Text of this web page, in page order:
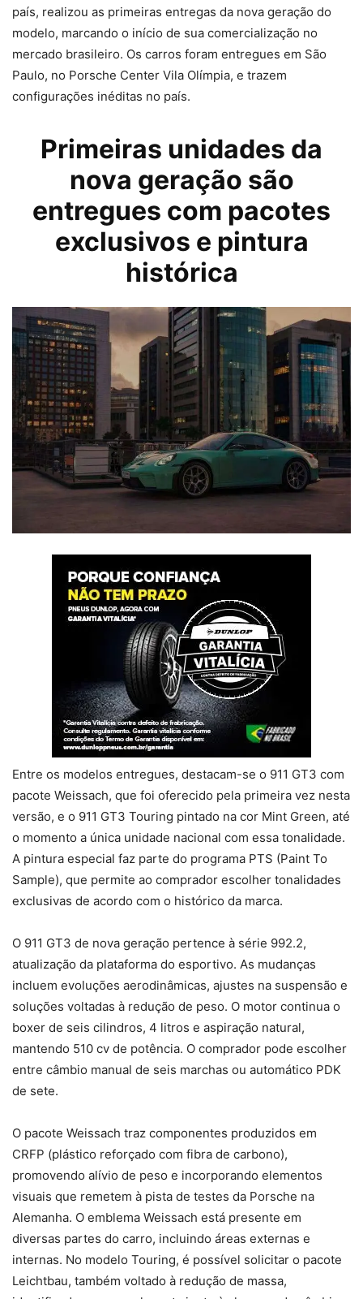
país, realizou as primeiras entregas da nova geração do
modelo, marcando o início de sua comercialização no
mercado brasileiro. Os carros foram entregues em São
Paulo, no Porsche Center Vila Olímpia, e trazem
configurações inéditas no país.
Primeiras unidades da
nova geração são
entregues com pacotes
exclusivos e pintura
histórica
Entre os modelos entregues, destacam-se o 911 GT3 com
pacote Weissach, que foi oferecido pela primeira vez nesta
versão, e o 911 GT3 Touring pintado na cor Mint Green, até
o momento a única unidade nacional com essa tonalidade.
A pintura especial faz parte do programa PTS (Paint To
Sample), que permite ao comprador escolher tonalidades
exclusivas de acordo com o histórico da marca.
O 911 GT3 de nova geração pertence à série 992.2,
atualização da plataforma do esportivo. As mudanças
incluem evoluções aerodinâmicas, ajustes na suspensão e
soluções voltadas à redução de peso. O motor continua o
boxer de seis cilindros, 4 litros e aspiração natural,
mantendo 510 cv de potência. O comprador pode escolher
entre câmbio manual de seis marchas ou automático PDK
de sete.
O pacote Weissach traz componentes produzidos em
CRFP (plástico reforçado com fibra de carbono),
promovendo alívio de peso e incorporando elementos
visuais que remetem à pista de testes da Porsche na
Alemanha. O emblema Weissach está presente em
diversas partes do carro, incluindo áreas externas e
internas. No modelo Touring, é possível solicitar o pacote
Leichtbau, também voltado à redução de massa,